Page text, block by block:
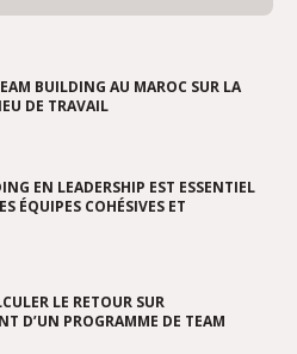
BUILDING AU MAROC SUR LA
DE TRAVAIL
EN LEADERSHIP EST ESSENTIEL
ÉQUIPES COHÉSIVES ET
LE RETOUR SUR
D’UN PROGRAMME DE TEAM